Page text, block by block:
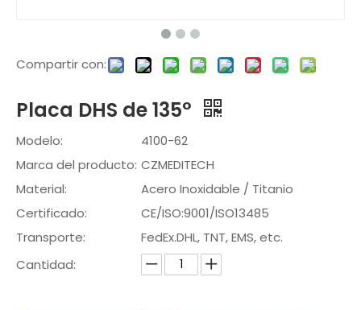
Compartir con:
Placa DHS de 135°
Modelo:
4100-62
Marca del producto: CZMEDITECH
Material:
Acero Inoxidable / Titanio
Certificado:
CE/ISO:9001/ISO13485
Transporte:
FedEx.DHL, TNT, EMS, etc.
Cantidad: